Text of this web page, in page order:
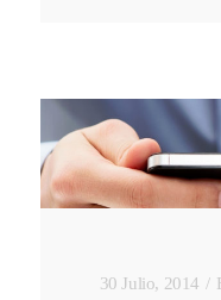
30 Julio, 2014